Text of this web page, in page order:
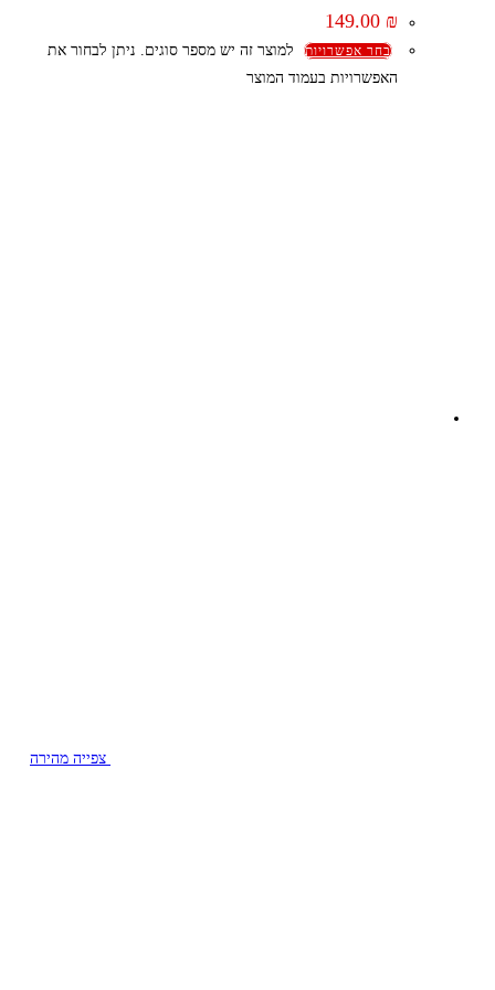
149.00 ₪
בחר אפשרויות
למוצר זה יש מספר סוגים. ניתן לבחור את
האפשרויות בעמוד המוצר
צפייה מהירה